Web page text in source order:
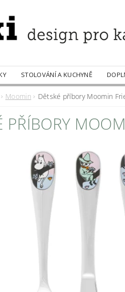
STOLOVÁNÍ A KUCHYNĚ
DOBROTY
Moomin Dětské příbory Moomin
PŘÍBORY